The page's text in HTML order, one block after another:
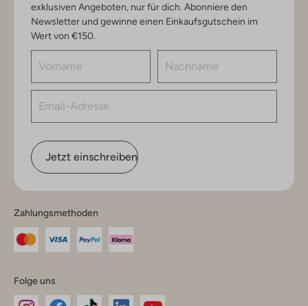
exklusiven Angeboten, nur für dich. Abonniere den
Newsletter und gewinne einen Einkaufsgutschein im
Wert von €150.
Jetzt einschreiben
Zahlungsmethoden
Folge uns